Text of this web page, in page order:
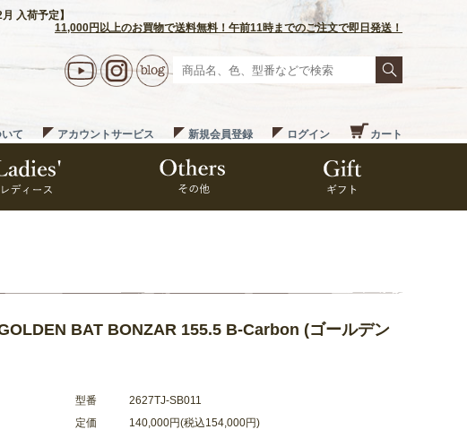
入荷予定】
11,000円以上のお買物で送料無料！午前11時までのご注文で即日発送！
て アカウントサービス 新規会員登録 ログイン カート
BAT BONZAR 155.5 B-Carbon (ゴールデン
型番
2627TJ-SB011
定価
140,000円(税込154,000円)